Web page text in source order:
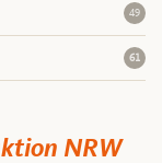
49
61
NRW